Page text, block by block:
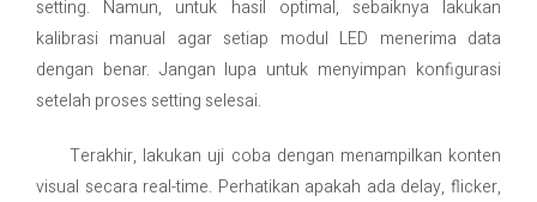
setting. Namun, untuk hasil optimal, sebaiknya lakukan
kalibrasi manual agar setiap modul LED menerima data
dengan benar. Jangan lupa untuk menyimpan konfigurasi
setelah proses setting selesai.
Terakhir, lakukan uji coba dengan menampilkan konten
visual secara real-time. Perhatikan apakah ada delay, flicker,